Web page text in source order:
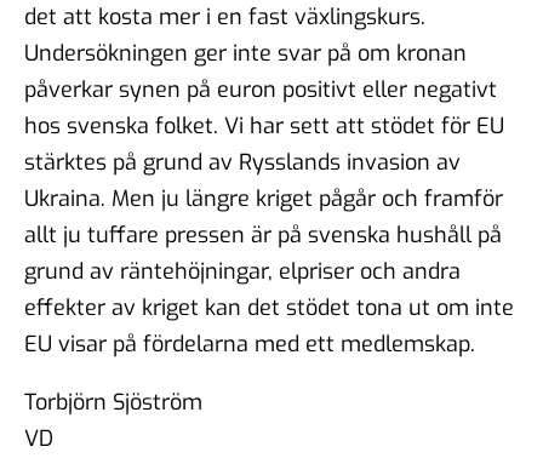
det att kosta mer i en fast växlingskurs.
Undersökningen ger inte svar på om kronan
påverkar synen på euron positivt eller negativt
hos svenska folket. Vi har sett att stödet för EU
stärktes på grund av Rysslands invasion av
Ukraina. Men ju längre kriget pågår och framför
allt ju tuffare pressen är på svenska hushåll på
grund av räntehöjningar, elpriser och andra
effekter av kriget kan det stödet tona ut om inte
EU visar på fördelarna med ett medlemskap.
Torbjörn Sjöström
VD